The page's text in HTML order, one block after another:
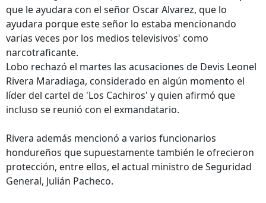
que le ayudara con el señor Oscar Alvarez, que lo
ayudara porque este señor lo estaba mencionando
varias veces por los medios televisivos' como
narcotraficante.
Lobo rechazó el martes las acusaciones de Devis Leonel
Rivera Maradiaga, considerado en algún momento el
líder del cartel de 'Los Cachiros' y quien afirmó que
incluso se reunió con el exmandatario.
Rivera además mencionó a varios funcionarios
hondureños que supuestamente también le ofrecieron
protección, entre ellos, el actual ministro de Seguridad
General, Julián Pacheco.